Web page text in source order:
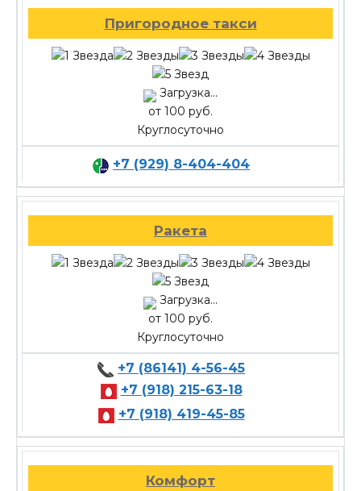
Пригородное такси
Загрузка...
от 100 руб.
Круглосуточно
+7 (929) 8-404-404
Ракета
Загрузка...
от 100 руб.
Круглосуточно
+7 (86141) 4-56-45
+7 (918) 215-63-18
+7 (918) 419-45-85
Комфорт